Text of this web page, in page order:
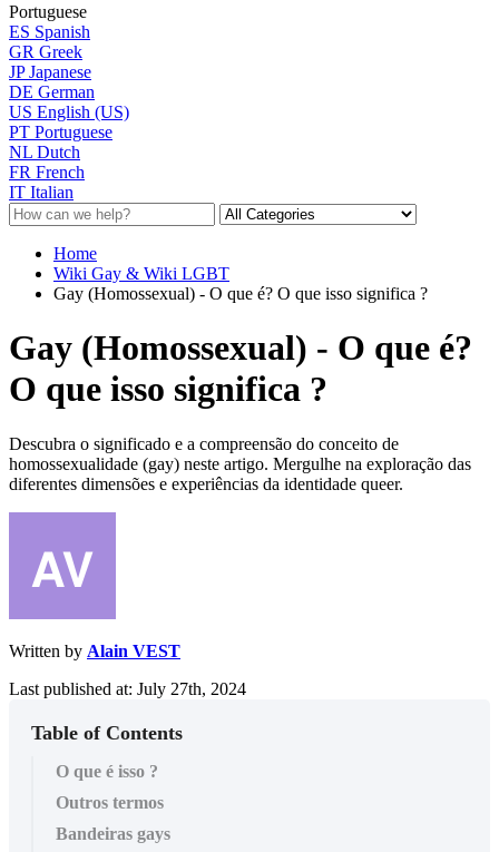
Portuguese
ES Spanish
GR Greek
JP Japanese
DE German
US English (US)
PT Portuguese
NL Dutch
FR French
IT Italian
Home
Wiki Gay & Wiki LGBT
Gay (Homossexual) - O que é? O que isso significa ?
Gay (Homossexual) - O que é?
O que isso significa ?
Descubra o significado e a compreensão do conceito de
homossexualidade (gay) neste artigo. Mergulhe na exploração das
diferentes dimensões e experiências da identidade queer.
Written by Alain VEST
Last published at: July 27th, 2024
Table of Contents
O que é isso ?
Outros termos
Bandeiras gays